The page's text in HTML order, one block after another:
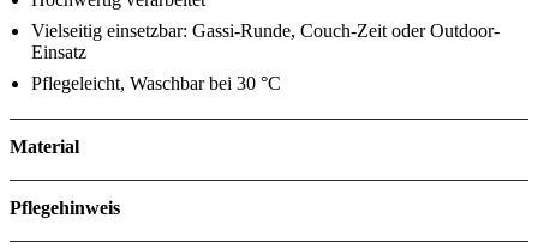
Vielseitig einsetzbar: Gassi-Runde, Couch-Zeit oder Outdoor-
Einsatz
Pflegeleicht, Waschbar bei 30 °C
Material
Pflegehinweis